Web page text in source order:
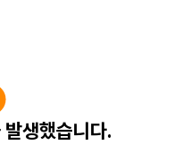
생했습니다.